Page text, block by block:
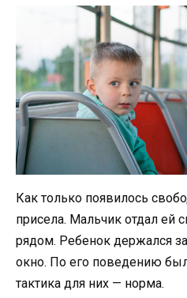
Как только появилось
присела. Мальчик отдал ей
рядом. Ребенок держался
окно. По его поведению
тактика для них — норма.